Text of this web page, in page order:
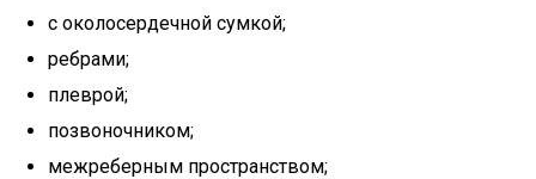
с околосердечной сумкой;
ребрами;
плеврой;
позвоночником;
межреберным пространством;